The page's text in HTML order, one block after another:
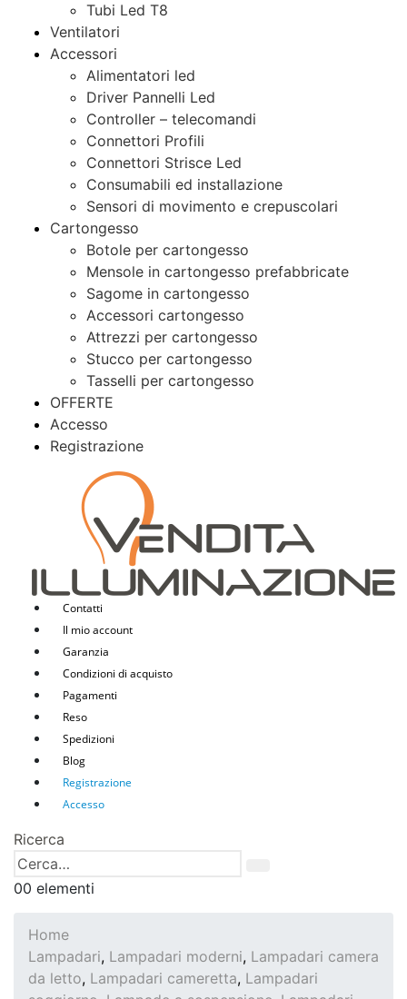
Tubi Led T8
Ventilatori
Accessori
Alimentatori led
Driver Pannelli Led
Controller – telecomandi
Connettori Profili
Connettori Strisce Led
Consumabili ed installazione
Sensori di movimento e crepuscolari
Cartongesso
Botole per cartongesso
Mensole in cartongesso prefabbricate
Sagome in cartongesso
Accessori cartongesso
Attrezzi per cartongesso
Stucco per cartongesso
Tasselli per cartongesso
OFFERTE
Accesso
Registrazione
Contatti
Il mio account
Garanzia
Condizioni di acquisto
Pagamenti
Reso
Spedizioni
Blog
Registrazione
Accesso
Ricerca
00 elementi
Home
Lampadari, Lampadari moderni, Lampadari camera
da letto, Lampadari cameretta, Lampadari